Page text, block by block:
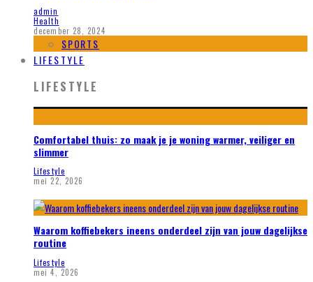
admin
Health
december 28, 2024
SPORTS
LIFESTYLE
LIFESTYLE
Comfortabel thuis: zo maak je je woning warmer, veiliger en
slimmer
Lifestyle
mei 22, 2026
Waarom koffiebekers ineens onderdeel zijn van jouw dagelijkse
routine
Lifestyle
mei 4, 2026